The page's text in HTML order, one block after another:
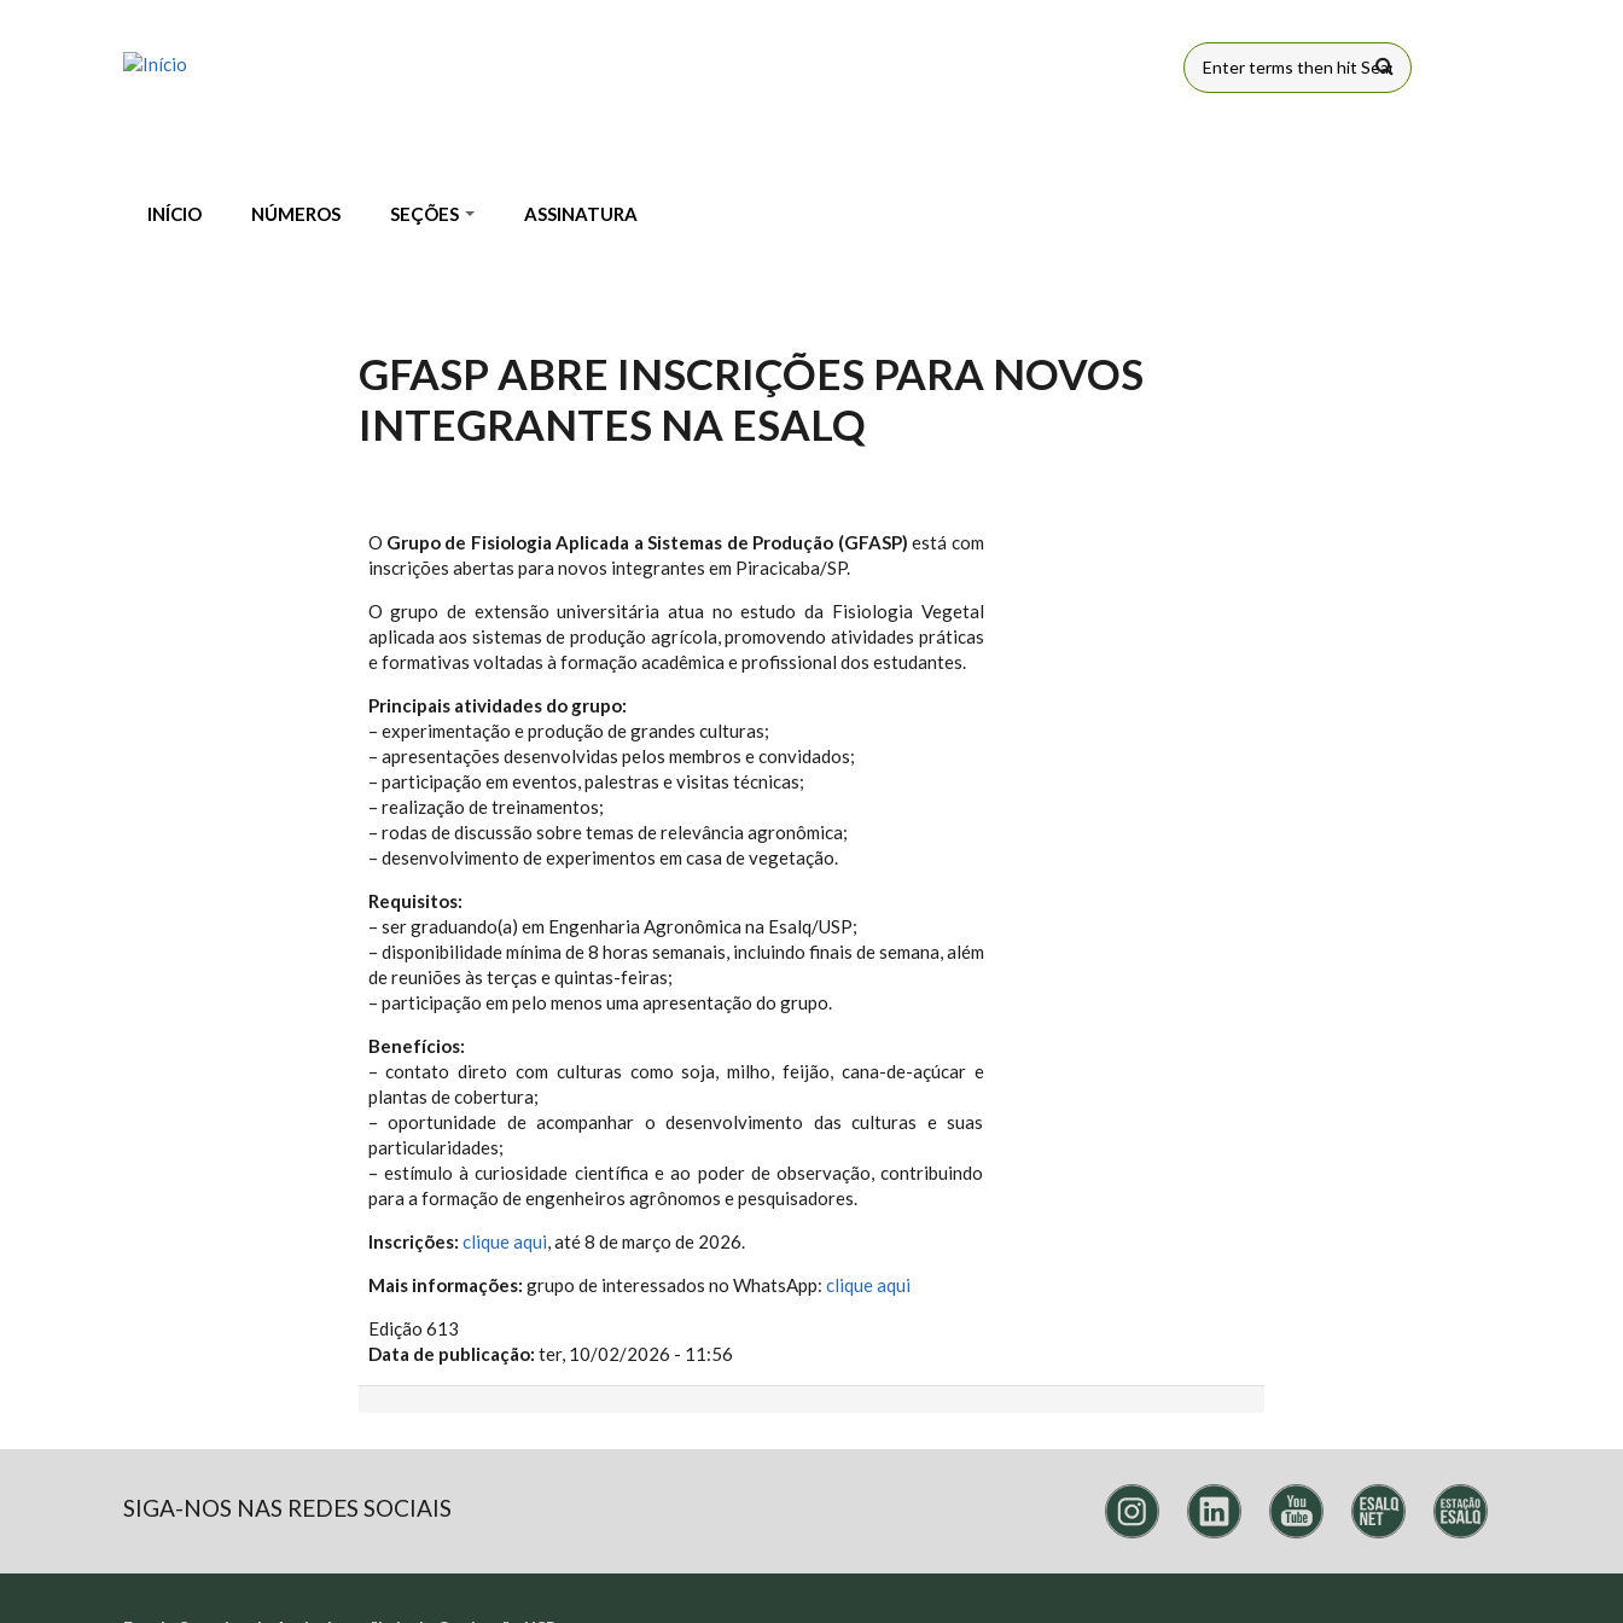
FORMULÁRIO
INÍCIO NÚMEROS SEÇÕES ASSINATURA
GFASP ABRE INSCRIÇÕES PARA NOVOS
INTEGRANTES NA ESALQ
O Grupo de Fisiologia Aplicada a Sistemas de Produção (GFASP) está com
inscrições abertas para novos integrantes em Piracicaba/SP.
O grupo de extensão universitária atua no estudo da Fisiologia Vegetal
aplicada aos sistemas de produção agrícola, promovendo atividades práticas
e formativas voltadas à formação acadêmica e profissional dos estudantes.
Principais atividades do grupo:
– experimentação e produção de grandes culturas;
– apresentações desenvolvidas pelos membros e convidados;
– participação em eventos, palestras e visitas técnicas;
– realização de treinamentos;
– rodas de discussão sobre temas de relevância agronômica;
– desenvolvimento de experimentos em casa de vegetação.
Requisitos:
– ser graduando(a) em Engenharia Agronômica na Esalq/USP;
– disponibilidade mínima de 8 horas semanais, incluindo finais de semana, além
de reuniões às terças e quintas-feiras;
– participação em pelo menos uma apresentação do grupo.
Benefícios:
– contato direto com culturas como soja, milho, feijão, cana-de-açúcar e
plantas de cobertura;
– oportunidade de acompanhar o desenvolvimento das culturas e suas
particularidades;
– estímulo à curiosidade científica e ao poder de observação, contribuindo
para a formação de engenheiros agrônomos e pesquisadores.
Inscrições: clique aqui, até 8 de março de 2026.
Mais informações: grupo de interessados no WhatsApp: clique aqui
Edição 613
Data de publicação: ter, 10/02/2026 - 11:56
SIGA-NOS NAS REDES SOCIAIS